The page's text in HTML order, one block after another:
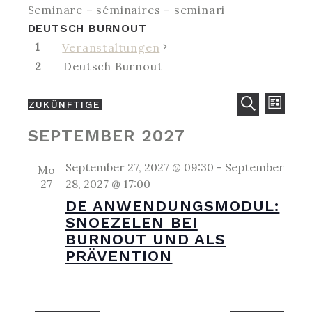
Seminare – séminaires – seminari
DEUTSCH BURNOUT
Veranstaltungen
Deutsch Burnout
SUCH-
SUCHE
LISTE
ZUKÜNFTIGE
Sie
Datum
aus.
SEPTEMBER 2027
Mo
27
September 27, 2027 @ 09:30 - September
28, 2027 @ 17:00
DE ANWENDUNGSMODUL:
SNOEZELEN BEI
BURNOUT UND ALS
PRÄVENTION